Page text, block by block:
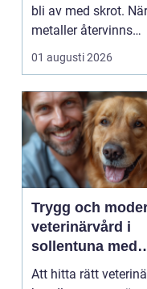
bli av med skrot. När
metaller återvinns
sparas stora
mängder...
01 augusti 2026
Trygg och
veterinärvård i
sollentuna med
omnejd
Att hitta rätt